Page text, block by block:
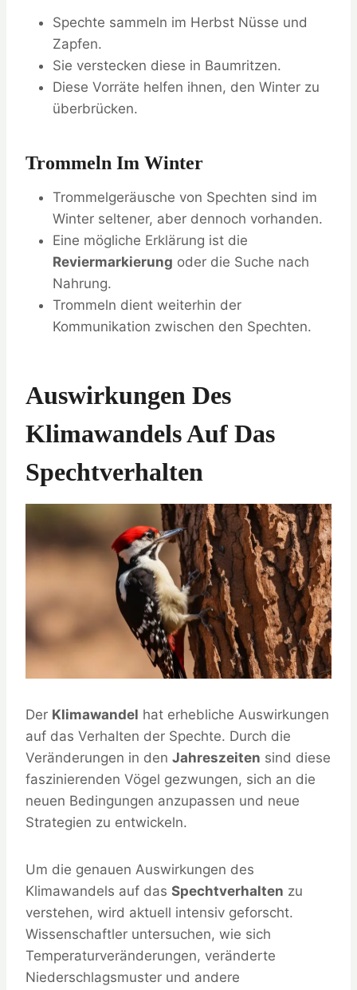
Spechte sammeln im Herbst Nüsse und
Zapfen.
Sie verstecken diese in Baumritzen.
Diese Vorräte helfen ihnen, den Winter zu
überbrücken.
Trommeln Im Winter
Trommelgeräusche von Spechten sind im
Winter seltener, aber dennoch vorhanden.
Eine mögliche Erklärung ist die
Reviermarkierung oder die Suche nach
Nahrung.
Trommeln dient weiterhin der
Kommunikation zwischen den Spechten.
Auswirkungen Des
Klimawandels Auf Das
Spechtverhalten
Der Klimawandel hat erhebliche Auswirkungen
auf das Verhalten der Spechte. Durch die
Veränderungen in den Jahreszeiten sind diese
faszinierenden Vögel gezwungen, sich an die
neuen Bedingungen anzupassen und neue
Strategien zu entwickeln.
Um die genauen Auswirkungen des
Klimawandels auf das Spechtverhalten zu
verstehen, wird aktuell intensiv geforscht.
Wissenschaftler untersuchen, wie sich
Temperaturveränderungen, veränderte
Niederschlagsmuster und andere